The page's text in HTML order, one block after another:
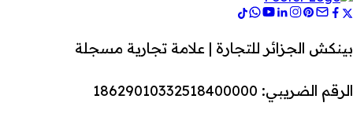
بينكش الجزائر للتجارة | علامة تجارية مسجلة
الرقم الضريبي: 18629010332518400000